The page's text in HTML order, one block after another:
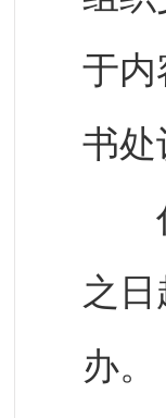
于内
书处
代
之
办。